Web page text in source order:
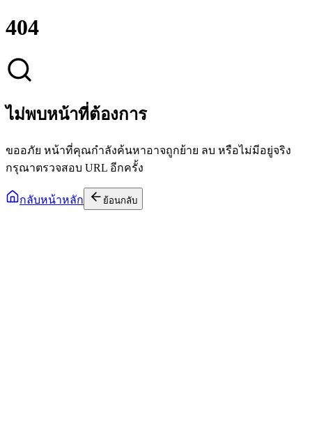
404
ไม่พบหน้าที่ต้องการ
ขออภัย หน้าที่คุณกำลังค้นหาอาจถูกย้าย ลบ หรือไม่มีอยู่จริง
กรุณาตรวจสอบ URL อีกครั้ง
กลับหน้าหลัก ย้อนกลับ